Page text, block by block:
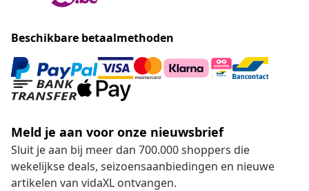
Beschikbare betaalmethoden
Meld je aan voor onze nieuwsbrief
Sluit je aan bij meer dan 700.000 shoppers die
wekelijkse deals, seizoensaanbiedingen en nieuwe
artikelen van vidaXL ontvangen.